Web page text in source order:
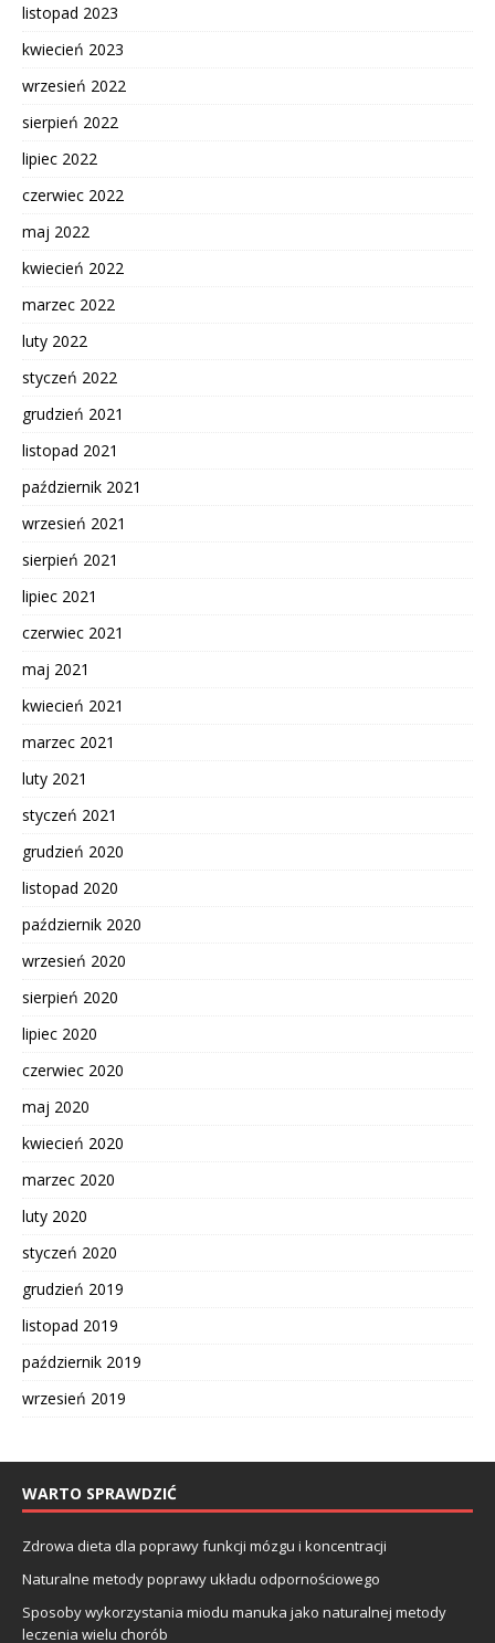
listopad 2023
kwiecień 2023
wrzesień 2022
sierpień 2022
lipiec 2022
czerwiec 2022
maj 2022
kwiecień 2022
marzec 2022
luty 2022
styczeń 2022
grudzień 2021
listopad 2021
październik 2021
wrzesień 2021
sierpień 2021
lipiec 2021
czerwiec 2021
maj 2021
kwiecień 2021
marzec 2021
luty 2021
styczeń 2021
grudzień 2020
listopad 2020
październik 2020
wrzesień 2020
sierpień 2020
lipiec 2020
czerwiec 2020
maj 2020
kwiecień 2020
marzec 2020
luty 2020
styczeń 2020
grudzień 2019
listopad 2019
październik 2019
wrzesień 2019
WARTO SPRAWDZIĆ
Zdrowa dieta dla poprawy funkcji mózgu i koncentracji
Naturalne metody poprawy układu odpornościowego
Sposoby wykorzystania miodu manuka jako naturalnej metody
leczenia wielu chorób